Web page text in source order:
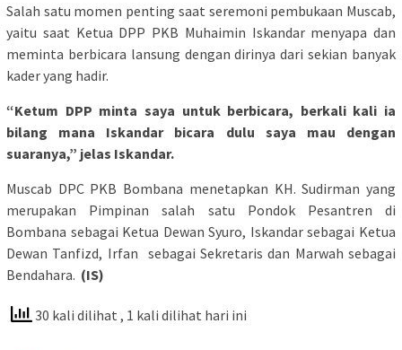
Salah satu momen penting saat seremoni pembukaan Muscab,
yaitu saat Ketua DPP PKB Muhaimin Iskandar menyapa dan
meminta berbicara lansung dengan dirinya dari sekian banyak
kader yang hadir.
“Ketum DPP minta saya untuk berbicara, berkali kali ia
bilang mana Iskandar bicara dulu saya mau dengan
suaranya,” jelas Iskandar.
Muscab DPC PKB Bombana menetapkan KH. Sudirman yang
merupakan Pimpinan salah satu Pondok Pesantren di
Bombana sebagai Ketua Dewan Syuro, Iskandar sebagai Ketua
Dewan Tanfizd, Irfan sebagai Sekretaris dan Marwah sebagai
Bendahara. (IS)
30 kali dilihat , 1 kali dilihat hari ini